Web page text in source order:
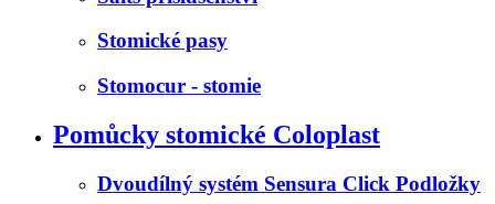
Stomické pasy
Stomocur - stomie
Pomůcky stomické Coloplast
Dvoudílný systém Sensura Click Podložky